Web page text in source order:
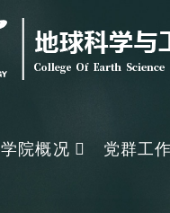
学院概况 党群工作